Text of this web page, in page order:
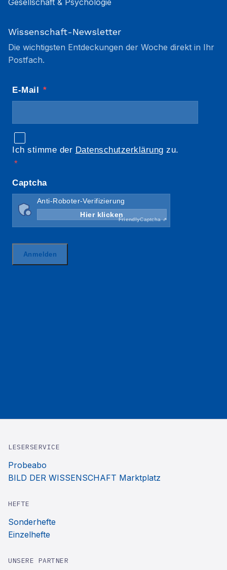
Gesellschaft & Psychologie
Wissenschaft-Newsletter
Die wichtigsten Entdeckungen der Woche direkt in Ihr
Postfach.
LESERSERVICE
Probeabo
BILD DER WISSENSCHAFT Marktplatz
HEFTE
Sonderhefte
Einzelhefte
UNSERE PARTNER